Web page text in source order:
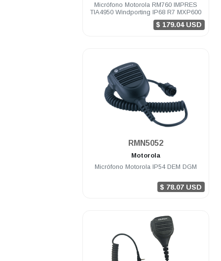
Micrófono Motorola RM760 IMPRES
TIA4950 Windporting IP68 R7 MXP600
$ 179.04 USD
RMN5052
Motorola
Micrófono Motorola IP54 DEM DGM
$ 78.07 USD